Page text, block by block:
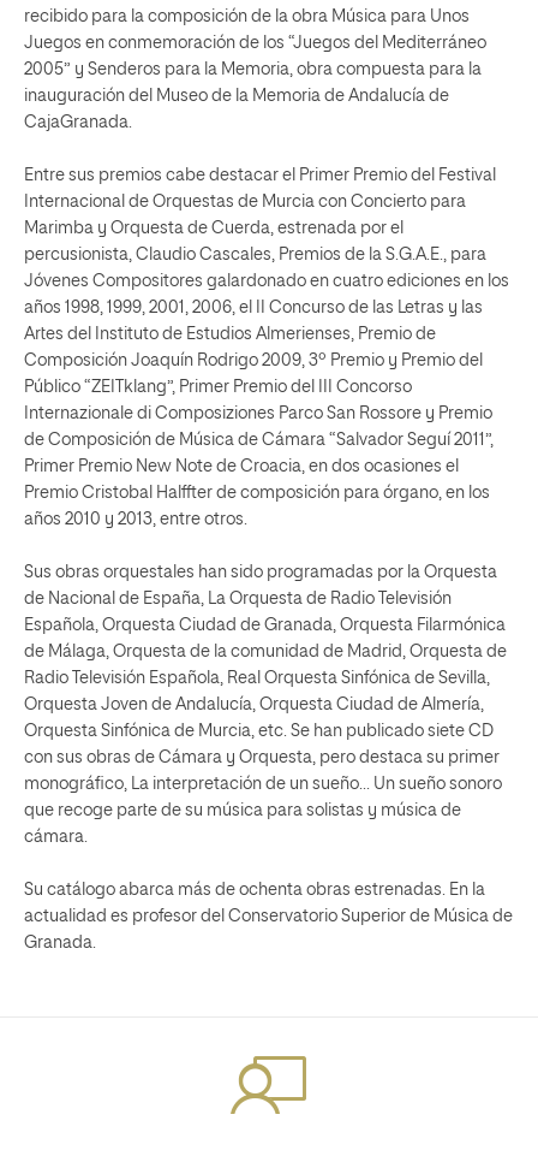
recibido para la composición de la obra Música para Unos
Juegos en conmemoración de los “Juegos del Mediterráneo
2005” y Senderos para la Memoria, obra compuesta para la
inauguración del Museo de la Memoria de Andalucía de
CajaGranada.
Entre sus premios cabe destacar el Primer Premio del Festival
Internacional de Orquestas de Murcia con Concierto para
Marimba y Orquesta de Cuerda, estrenada por el
percusionista, Claudio Cascales, Premios de la S.G.A.E., para
Jóvenes Compositores galardonado en cuatro ediciones en los
años 1998, 1999, 2001, 2006, el II Concurso de las Letras y las
Artes del Instituto de Estudios Almerienses, Premio de
Composición Joaquín Rodrigo 2009, 3º Premio y Premio del
Público “ZEITklang”, Primer Premio del III Concorso
Internazionale di Composiziones Parco San Rossore y Premio
de Composición de Música de Cámara “Salvador Seguí 2011”,
Primer Premio New Note de Croacia, en dos ocasiones el
Premio Cristobal Halffter de composición para órgano, en los
años 2010 y 2013, entre otros.
Sus obras orquestales han sido programadas por la Orquesta
de Nacional de España, La Orquesta de Radio Televisión
Española, Orquesta Ciudad de Granada, Orquesta Filarmónica
de Málaga, Orquesta de la comunidad de Madrid, Orquesta de
Radio Televisión Española, Real Orquesta Sinfónica de Sevilla,
Orquesta Joven de Andalucía, Orquesta Ciudad de Almería,
Orquesta Sinfónica de Murcia, etc. Se han publicado siete CD
con sus obras de Cámara y Orquesta, pero destaca su primer
monográfico, La interpretación de un sueño... Un sueño sonoro
que recoge parte de su música para solistas y música de
cámara.
Su catálogo abarca más de ochenta obras estrenadas. En la
actualidad es profesor del Conservatorio Superior de Música de
Granada.